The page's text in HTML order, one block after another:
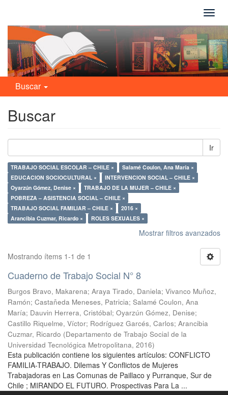
Buscar
Buscar
Ir
TRABAJO SOCIAL ESCOLAR – CHILE ×
Salamé Coulon, Ana María ×
EDUCACION SOCIOCULTURAL ×
INTERVENCION SOCIAL – CHILE ×
Oyarzún Gómez, Denise ×
TRABAJO DE LA MUJER – CHILE ×
POBREZA – ASISTENCIA SOCIAL – CHILE ×
TRABAJO SOCIAL FAMILIAR – CHILE ×
2016 ×
Arancibia Cuzmar, Ricardo ×
ROLES SEXUALES ×
Mostrar filtros avanzados
Mostrando ítems 1-1 de 1
Cuaderno de Trabajo Social N° 8
Burgos Bravo, Makarena; Araya Tirado, Daniela; Vivanco Muñoz,
Ramón; Castañeda Meneses, Patricia; Salamé Coulon, Ana
María; Dauvin Herrera, Cristóbal; Oyarzún Gómez, Denise;
Castillo Riquelme, Víctor; Rodríguez Garcés, Carlos; Arancibia
Cuzmar, Ricardo (Departamento de Trabajo Social de la
Universidad Tecnológica Metropolitana, 2016)
Esta publicación contiene los siguientes artículos: CONFLICTO
FAMILIA-TRABAJO. Dilemas Y Conflictos de Mujeres
Trabajadoras en Las Comunas de Paillaco y Purranque, Sur de
Chile ; MIRANDO EL FUTURO. Prospectivas Para La ...